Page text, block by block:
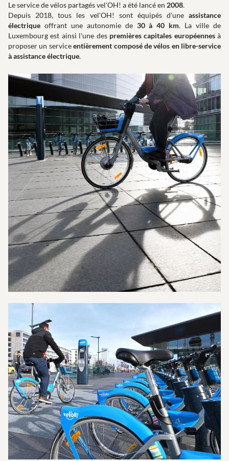
Le service de vélos partagés vel'OH! a été lancé en 2008.
Depuis 2018, tous les vel'OH! sont équipés d'une assistance
électrique offrant une autonomie de 30 à 40 km. La ville de
Luxembourg est ainsi l'une des premières capitales européennesà
proposer un serviceentièrement composé de vélos en libre-service
à assistance électrique.